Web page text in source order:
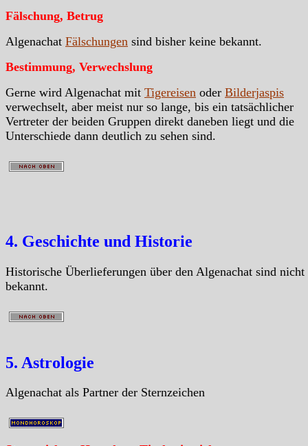
Fälschung, Betrug
Algenachat Fälschungen sind bisher keine bekannt.
Bestimmung, Verwechslung
Gerne wird Algenachat mit Tigereisen oder Bilderjaspis
verwechselt, aber meist nur so lange, bis ein tatsächlicher
Vertreter der beiden Gruppen direkt daneben liegt und die
Unterschiede dann deutlich zu sehen sind.
4. Geschichte und Historie
Historische Überlieferungen über den Algenachat sind nicht
bekannt.
5. Astrologie
Algenachat als Partner der Sternzeichen